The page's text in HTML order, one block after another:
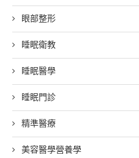
眼部整形
睡眠衛教
睡眠醫學
睡眠門診
精準醫療
美容醫學營養學